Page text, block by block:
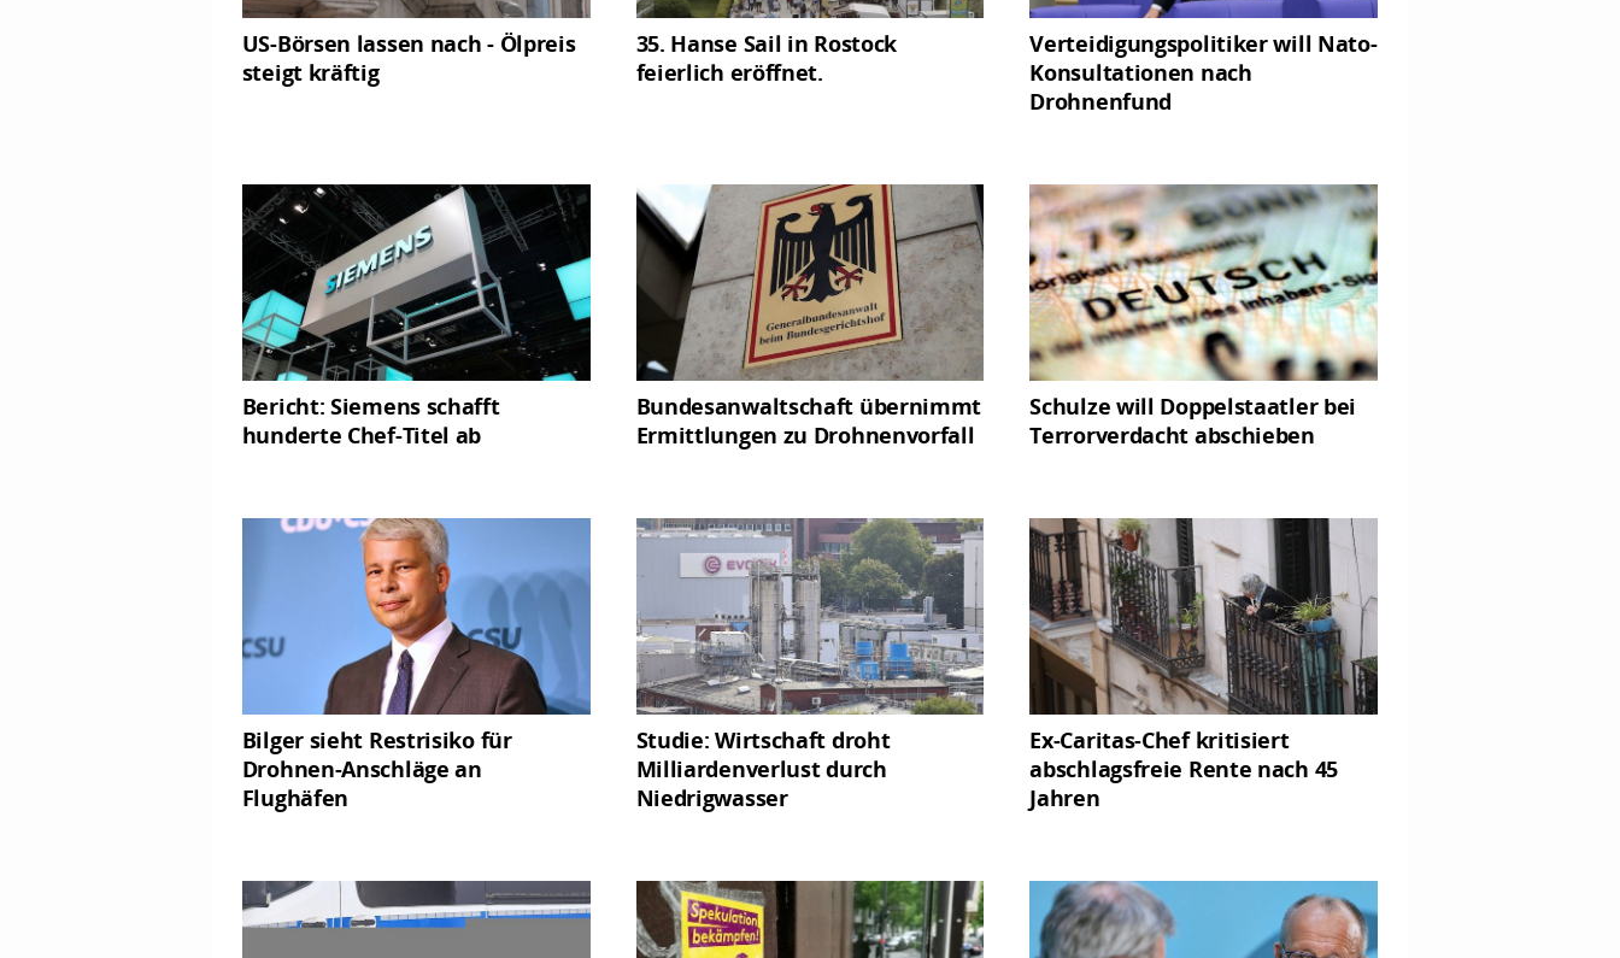
US-Börsen lassen nach - Ölpreis
steigt kräftig
35. Hanse Sail in Rostock
feierlich eröffnet.
Verteidigungspolitiker will Nato-
Konsultationen nach
Drohnenfund
Bericht: Siemens schafft
hunderte Chef-Titel ab
Bundesanwaltschaft übernimmt
Ermittlungen zu Drohnenvorfall
Schulze will Doppelstaatler bei
Terrorverdacht abschieben
Bilger sieht Restrisiko für
Drohnen-Anschläge an
Flughäfen
Studie: Wirtschaft droht
Milliardenverlust durch
Niedrigwasser
Ex-Caritas-Chef kritisiert
abschlagsfreie Rente nach 45
Jahren